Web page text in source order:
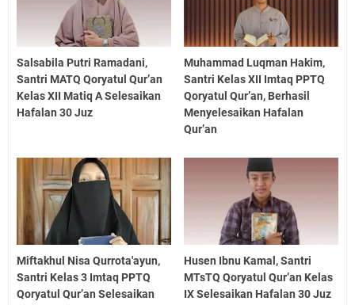
Salsabila Putri Ramadani,
Santri MATQ Qoryatul Qur’an
Kelas XII Matiq A Selesaikan
Hafalan 30 Juz
Muhammad Luqman Hakim,
Santri Kelas XII Imtaq PPTQ
Qoryatul Qur’an, Berhasil
Menyelesaikan Hafalan
Qur’an
Miftakhul Nisa Qurrota'ayun,
Santri Kelas 3 Imtaq PPTQ
Qoryatul Qur’an Selesaikan
Husen Ibnu Kamal, Santri
MTsTQ Qoryatul Qur’an Kelas
IX Selesaikan Hafalan 30 Juz